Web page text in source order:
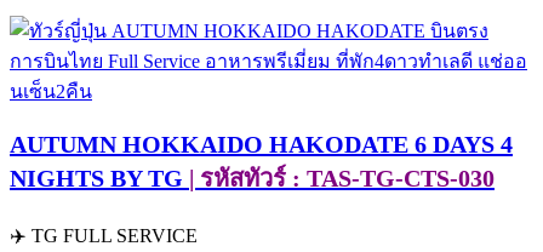
AUTUMN HOKKAIDO HAKODATE 6 DAYS 4
NIGHTS BY TG | รหัสทัวร์ : TAS-TG-CTS-030
✈️ TG FULL SERVICE